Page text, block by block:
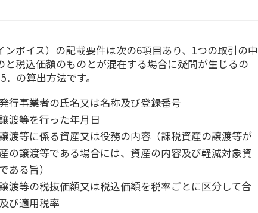
ンボイス）の記載要件は次の6項目あり、1つの取引の中
と税込価額のものとが混在する場合に疑問が生じるの
の算出方法です。
行事業者の氏名又は名称及び登録番号
渡等を行った年月日
渡等に係る資産又は役務の内容（課税資産の譲渡等が
の譲渡等である場合には、資産の内容及び軽減対象資
ある旨）
渡等の税抜価額又は税込価額を税率ごとに区分して合
び適用税率